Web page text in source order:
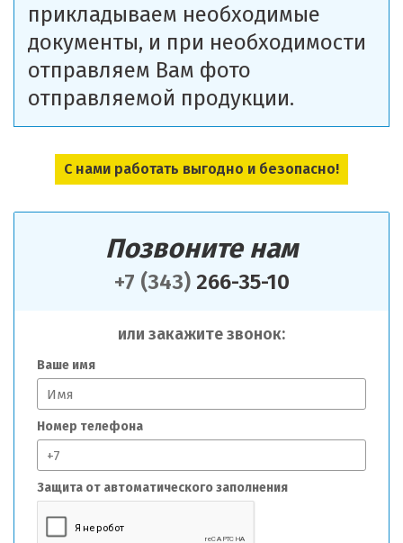
Позвоните нам
+7 (343)266-35-10
или закажите звонок:
Ваше имя
Номер телефона
Защита от автоматического заполнения
прикладываем необходимые
документы, и при необходимости
отправляем Вам фото
отправляемой продукции.
С нами работать выгодно и безопасно!